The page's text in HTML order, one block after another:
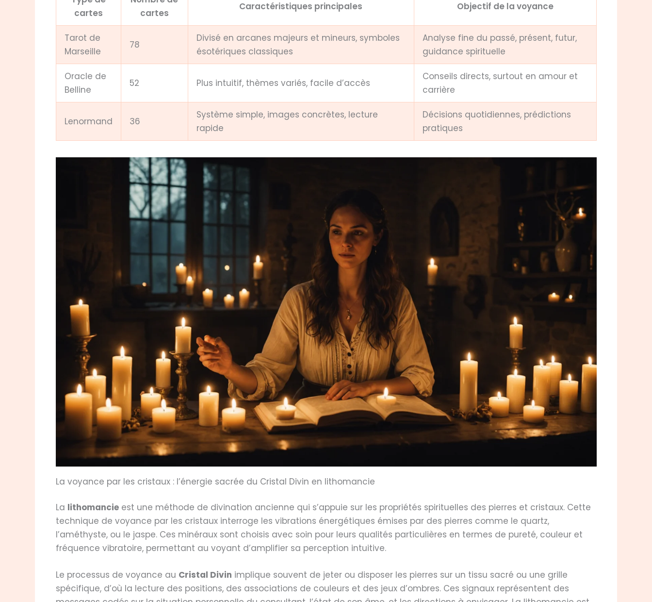
cartes
cartes
Caractéristiques principales Objectif de la voyance
Tarot de
Marseille
78
Divisé en arcanes majeurs et mineurs, symboles
ésotériques classiques
Analyse fine du passé, présent, futur,
guidance spirituelle
Oracle de
Belline
52 Plus intuitif, thèmes variés, facile d’accès
Conseils directs, surtout en amour et
carrière
Lenormand 36
Système simple, images concrètes, lecture
rapide
Décisions quotidiennes, prédictions
pratiques
La voyance par les cristaux : l’énergie sacrée du Cristal Divin en lithomancie
La lithomancieest une méthode de divination ancienne qui s’appuie sur les propriétés spirituelles des pierres et cristaux. Cette
technique de voyance par les cristaux interroge les vibrations énergétiques émises par des pierres comme le quartz,
l’améthyste, ou le jaspe. Ces minéraux sont choisis avec soin pour leurs qualités particulières en termes de pureté, couleur et
fréquence vibratoire, permettant au voyant d’amplifier sa perception intuitive.
Le processus de voyance au Cristal Divin implique souvent de jeter ou disposer les pierres sur un tissu sacré ou une grille
spécifique, d’où la lecture des positions, des associations de couleurs et des jeux d’ombres. Ces signaux représentent des